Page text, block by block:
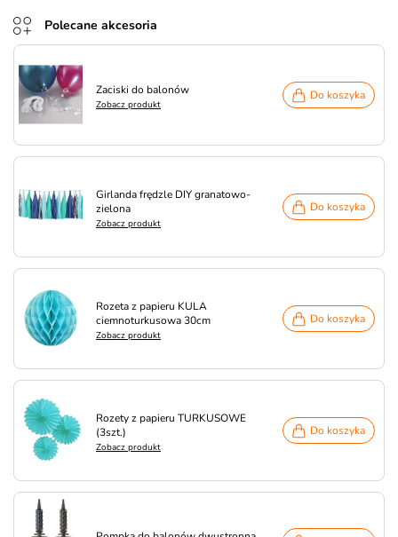
Polecane akcesoria
Zaciski do balonów
Zobacz produkt
Do koszyka
Girlanda frędzle DIY granatowo-
zielona
Zobacz produkt
Do koszyka
Rozeta z papieru KULA
ciemnoturkusowa 30cm
Zobacz produkt
Do koszyka
Rozety z papieru TURKUSOWE
(3szt.)
Zobacz produkt
Do koszyka